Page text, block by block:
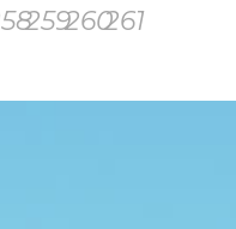
259260261